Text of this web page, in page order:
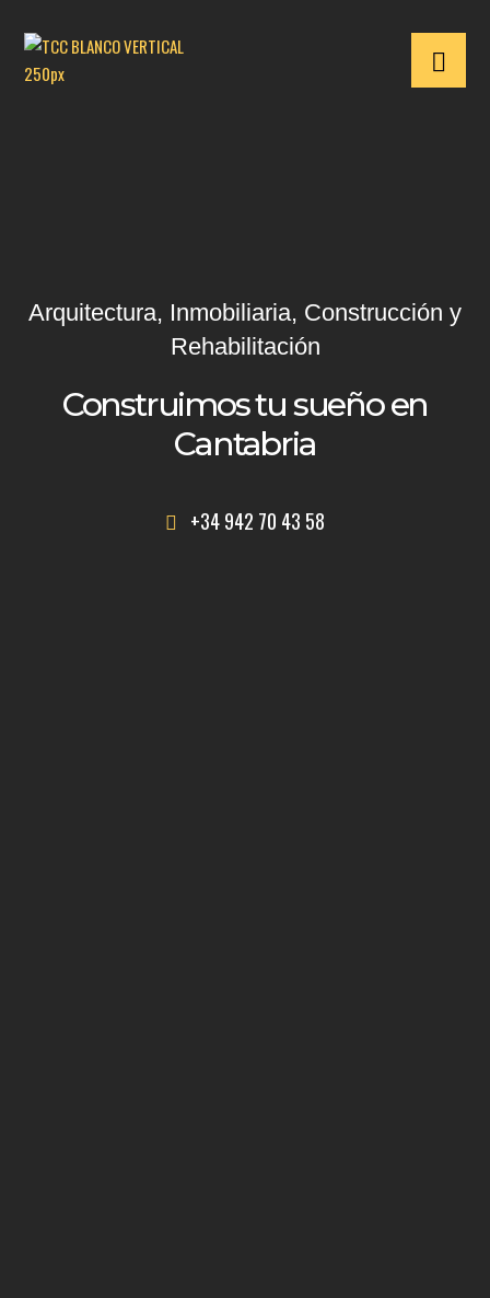
Arquitectura, Inmobiliaria, Construcción y
Rehabilitación
Construimos tu sueño en
Cantabria
+34 942 70 43 58